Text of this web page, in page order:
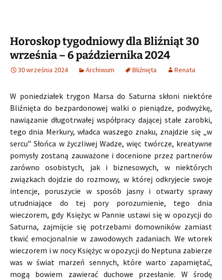
Horoskop tygodniowy dla Bliźniąt 30
września – 6 października 2024
30 września 2024 Archiwum Bliźnięta Renata
W poniedziałek trygon Marsa do Saturna skłoni niektóre
Bliźnięta do bezpardonowej walki o pieniądze, podwyżkę,
nawiązanie długotrwałej współpracy dającej stałe zarobki,
tego dnia Merkury, władca waszego znaku, znajdzie się „w
sercu” Słońca w życzliwej Wadze, więc twórcze, kreatywne
pomysły zostaną zauważone i docenione przez partnerów
zarówno osobistych, jak i biznesowych, w niektórych
związkach dojdzie do rozmowy, w której odkryjecie swoje
intencje, poruszycie w sposób jasny i otwarty sprawy
utrudniające do tej pory porozumienie, tego dnia
wieczorem, gdy Księżyc w Pannie ustawi się w opozycji do
Saturna, zajmijcie się potrzebami domowników zamiast
tkwić emocjonalnie w zawodowych zadaniach. We wtorek
wieczorem i w nocy Księżyc w opozycji do Neptuna zabierze
was w świat marzeń sennych, które warto zapamiętać,
mogą bowiem zawierać duchowe przesłanie. W środę